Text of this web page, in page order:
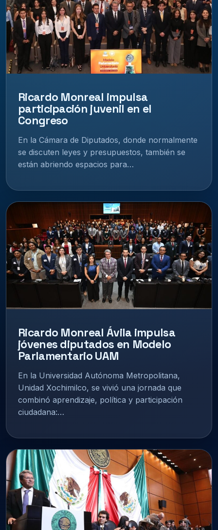
Ricardo Monreal impulsa
participación juvenil en el
Congreso
En la Cámara de Diputados, donde normalmente
se discuten leyes y presupuestos, también se
están abriendo espacios para…
Ricardo Monreal Ávila impulsa
jóvenes diputados en Modelo
Parlamentario UAM
En la Universidad Autónoma Metropolitana,
Unidad Xochimilco, se vivió una jornada que
combinó aprendizaje, política y participación
ciudadana:…